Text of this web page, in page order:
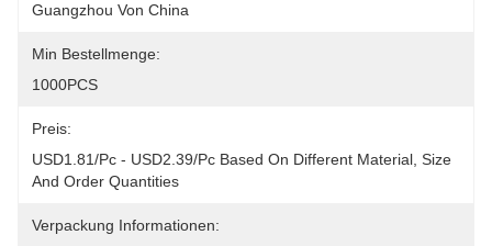
Guangzhou Von China
Min Bestellmenge:
1000PCS
Preis:
USD1.81/pc - USD2.39/pc Based On Different Material, Size
And Order Quantities
Verpackung Informationen: